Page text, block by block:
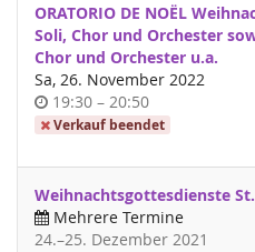
ORATORIO DE NOËL
Soli, Chor und Orchester
Chor und Orchester u.a.
Sa, 26. November 2022
Uhrzeit
19:30 –bis
20:50
Verkauf beendet
Weihnachtsgottesdienste
Mehrere Termine
24.–bis
25. Dezember 2021